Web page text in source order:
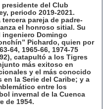
presidente del Club
periodo 2019-2021.
tercera pareja de padre-
el honroso sitial. Su
ingeniero Domingo
Pichardo, quien por
64, 1965-66, 1974-75
catapultó a los Tigres
más exitoso en
y el más conocido
la Serie del Caribe; y a
entre los
invernal de la Cuenca
de 1954.